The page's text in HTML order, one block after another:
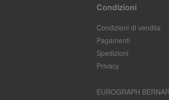
Condizioni
Condizioni di vendita
Pagamenti
Spedizioni
Privacy
EUROGRAPH